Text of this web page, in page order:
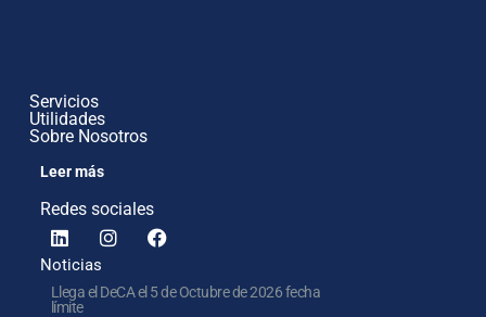
Servicios
Utilidades
Sobre Nosotros
Leer más
Redes sociales
Noticias
Llega el DeCA el 5 de Octubre de 2026 fecha
límite